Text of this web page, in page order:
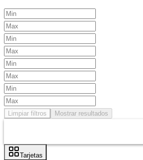
Limpiar filtros Mostrar resultados
Tarjetas